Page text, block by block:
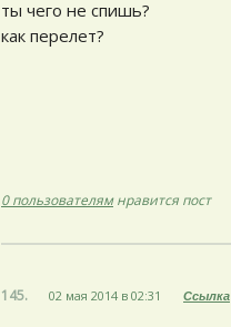
ты чего не спишь?
как перелет?
0 пользователямнравится пост
145. 02 мая 2014 в 02:31 Ссылка